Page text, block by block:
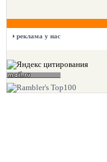
реклама у нас